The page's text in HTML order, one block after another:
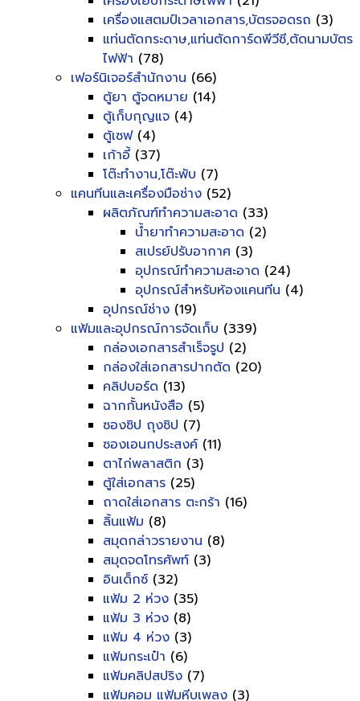
เครื่องแสตมป์เวลาเอกสาร,บัตรจอดรถ (3)
แท่นตัดกระดาษ,แท่นตัดการ์ดพีวีซี,ตัดนามบัตร
ไฟฟ้า (78)
เฟอร์นิเจอร์สำนักงาน (66)
ตู้ยา ตู้จดหมาย (14)
ตู้เก็บกุญแจ (4)
ตู้เซฟ(4)
เก้าอี้ (37)
โต๊ะทำงาน,โต๊ะพับ (7)
แคนทีนและเครื่องมือช่าง (52)
ผลิตภัณฑ์ทำความสะอาด (33)
น้ำยาทำความสะอาด (2)
สเปรย์ปรับอากาศ (3)
อุปกรณ์ทำความสะอาด (24)
อุปกรณ์สำหรับห้องแคนทีน (4)
อุปกรณ์ช่าง (19)
แฟ้มและอุปกรณ์การจัดเก็บ (339)
กล่องเอกสารสำเร็จรูป (2)
กล่องใส่เอกสารปากตัด (20)
คลิปบอร์ด (13)
ฉากกั้นหนังสือ (5)
ซองซิป ถุงซิป (7)
ซองเอนกประสงค์ (11)
ตาไก่พลาสติก (3)
ตู้ใส่เอกสาร (25)
ถาดใส่เอกสาร ตะกร้า (16)
ลิ้นแฟ้ม (8)
สมุดกล่าวรายงาน (8)
สมุดจดโทรศัพท์ (3)
อินเด็กซ์ (32)
แฟ้ม 2 ห่วง (35)
แฟ้ม 3 ห่วง (8)
แฟ้ม 4 ห่วง (3)
แฟ้มกระเป๋า (6)
แฟ้มคลิปสปริง (7)
แฟ้มคอม แฟ้มหีบเพลง (3)